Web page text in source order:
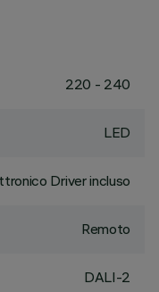
220 - 240
LED
Driver incluso
Remoto
DALI-2